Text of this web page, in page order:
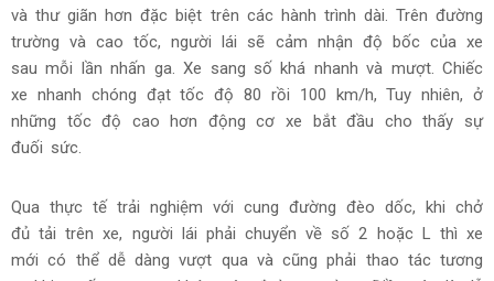
và thư giãn hơn đặc biệt trên các hành trình dài. Trên đường
trường và cao tốc, người lái sẽ cảm nhận độ bốc của xe
sau mỗi lần nhấn ga. Xe sang số khá nhanh và mượt. Chiếc
xe nhanh chóng đạt tốc độ 80 rồi 100 km/h, Tuy nhiên, ở
những tốc độ cao hơn động cơ xe bắt đầu cho thấy sự
đuối sức.